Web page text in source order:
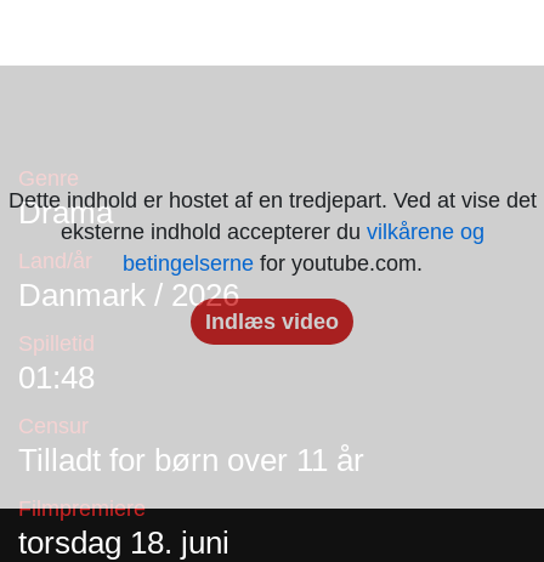
Dette indhold er hostet af en tredjepart. Ved at vise det
eksterne indhold accepterer du vilkårene og
betingelsernefor youtube.com.
Indlæs video
Genre
Drama
Land/år
Danmark / 2026
Spilletid
01:48
Censur
Tilladt for børn over 11 år
Filmpremiere
torsdag 18. juni